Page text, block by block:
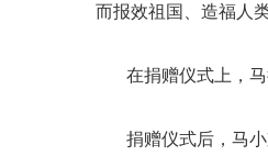
而报效祖国、造福人类
在捐赠仪式上，马
捐赠仪式后，马小